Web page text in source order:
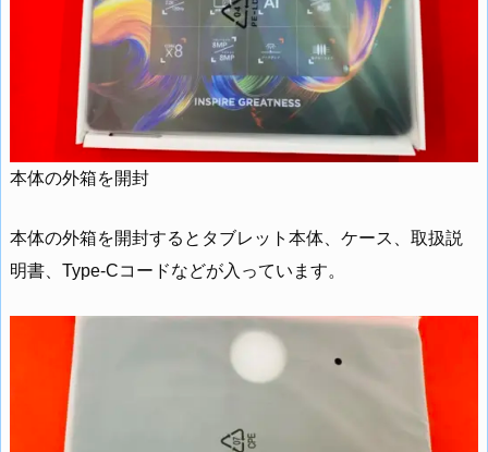
本体の外箱を開封
本体の外箱を開封するとタブレット本体、ケース、取扱説
明書、Type-Cコードなどが入っています。